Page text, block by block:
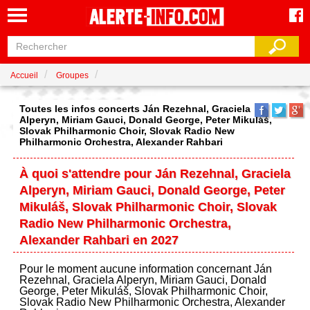
Accueil Groupes
Toutes les infos concerts Ján Rezehnal, Graciela
Alperyn, Miriam Gauci, Donald George, Peter Mikuláš,
Slovak Philharmonic Choir, Slovak Radio New
Philharmonic Orchestra, Alexander Rahbari
À quoi s'attendre pour Ján Rezehnal, Graciela
Alperyn, Miriam Gauci, Donald George, Peter
Mikuláš, Slovak Philharmonic Choir, Slovak
Radio New Philharmonic Orchestra,
Alexander Rahbari en 2027
Pour le moment aucune information concernant Ján
Rezehnal, Graciela Alperyn, Miriam Gauci, Donald
George, Peter Mikuláš, Slovak Philharmonic Choir,
Slovak Radio New Philharmonic Orchestra, Alexander